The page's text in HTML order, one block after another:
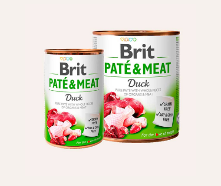
НОВИНКИ
АКЦІЇ
БЛОГ
Оплата і доставка
Програма лояльності
Про Нас
Оптовим клієнтам